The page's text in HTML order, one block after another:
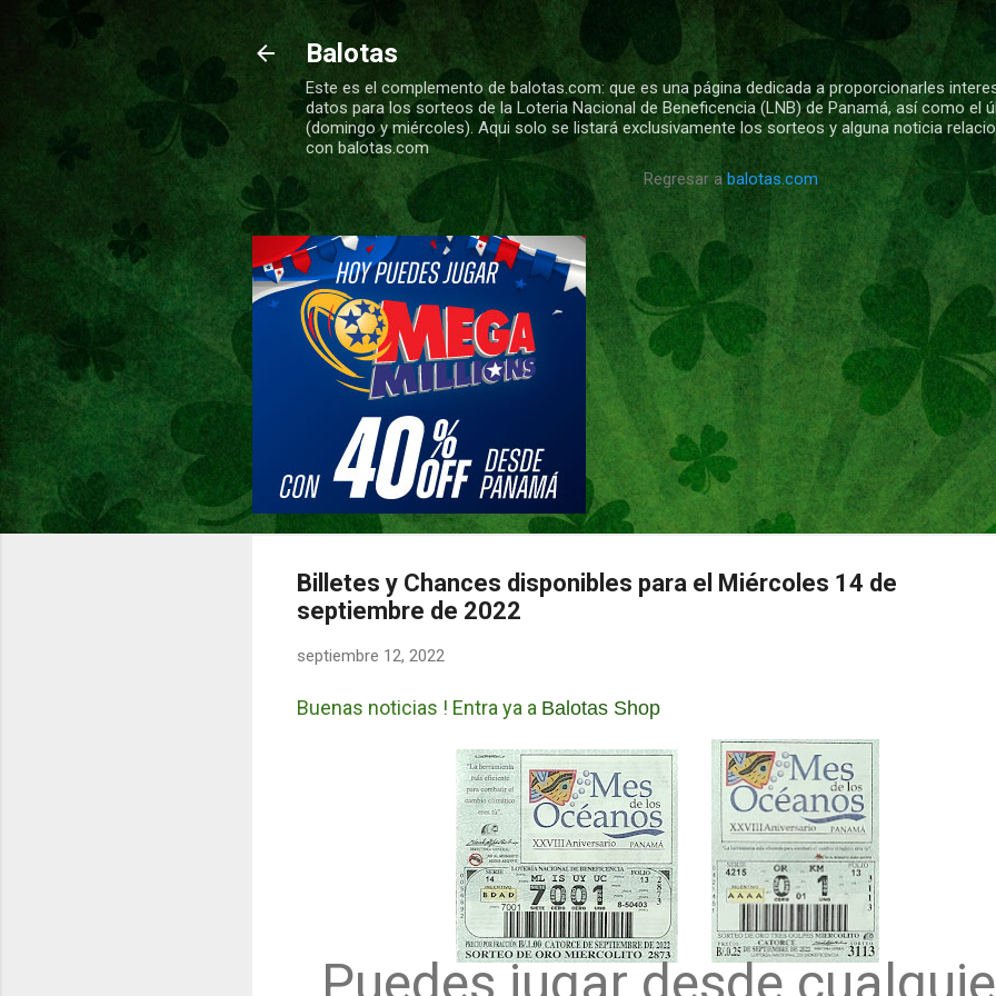
Ir al contenido principal
Balotas
Este es el complemento de balotas.com: que es una página dedicada a proporcionarles
datos para los sorteos de la Loteria Nacional de Beneficencia (LNB) de Panamá, así como el
(domingo y miércoles). Aqui solo se listará exclusivamente los sorteos y alguna noticia
con balotas.com
Regresar abalotas.com
Billetes y Chances disponibles para el Miércoles 14 de
septiembre de 2022
septiembre 12, 2022
Buenas noticias ! Entra ya a Balotas Shop
Puedes jugar desde